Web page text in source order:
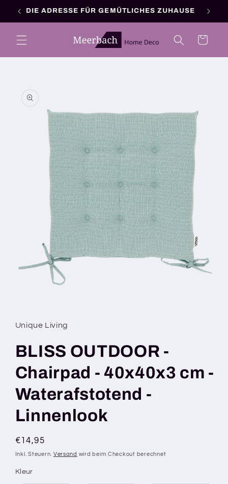
zum
Inhalt
DIE ADRESSE FÜR GEMÜTLICHES ZUHAUSE
Warenkorb
Modal
öffnen
Unique Living
BLISS OUTDOOR -
Chairpad - 40x40x3 cm -
Waterafstotend -
Linnenlook
Normaler
Preis
€14,95
Inkl. Steuern. Versand wird beim Checkout berechnet
Kleur